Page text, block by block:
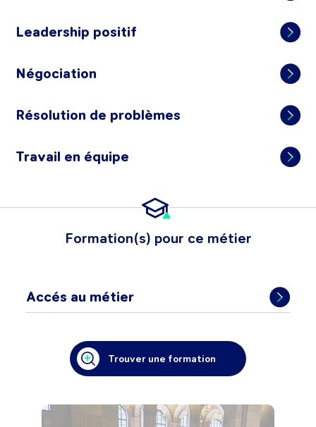
Leadership positif
Négociation
Résolution de problèmes
Travail en équipe
Formation(s) pour ce métier
Accés au métier
Trouver une formation